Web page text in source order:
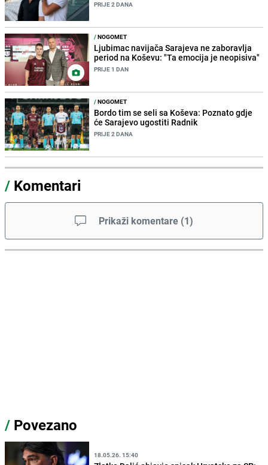
PRIJE 2 DANA
/NOGOMET
Ljubimac navijača Sarajeva ne zaboravlja
period na Koševu: "Ta emocija je neopisiva"
PRIJE 1 DAN
/NOGOMET
Bordo tim se seli sa Koševa: Poznato gdje
će Sarajevo ugostiti Radnik
PRIJE 2 DANA
/ Komentari
Prikaži komentare (1)
/ Povezano
18.05.26. 15:40